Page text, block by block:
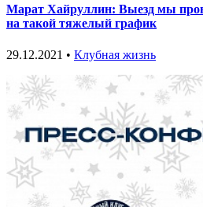
Марат Хайруллин: Выезд мы
на такой тяжелый график
29.12.2021 • Клубная жизнь